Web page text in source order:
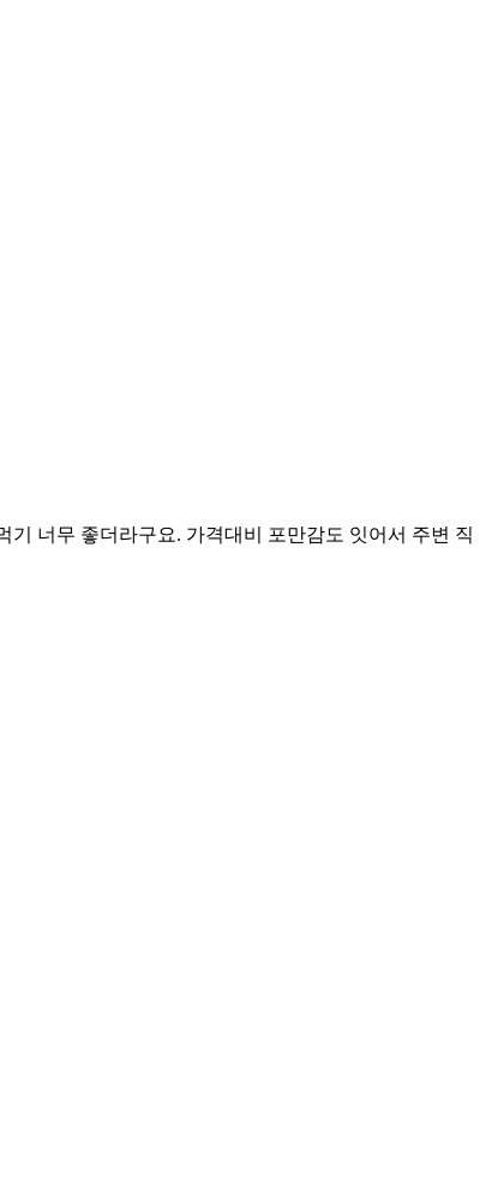
너무 좋더라구요. 가격대비 포만감도 잇어서 주변 직